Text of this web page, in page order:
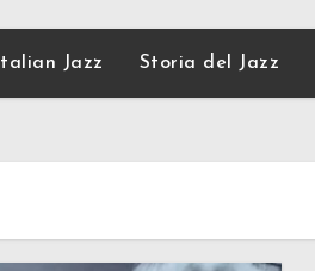
Italian Jazz Storia del Jazz